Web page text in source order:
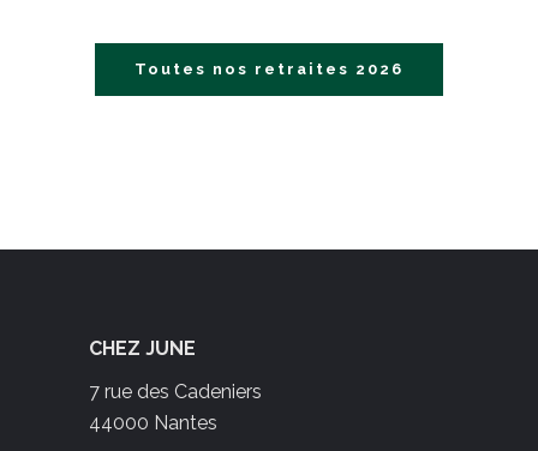
Toutes nos retraites 2026
CHEZ JUNE
7 rue des Cadeniers
44000 Nantes